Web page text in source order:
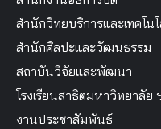
สำนักวิทยบริการและเทคโน
สำนักศิลปะและวัฒนธรรม
สถาบันวิจัยและพัฒนา
โรงเรียนสาธิตมหาวิทยาลัย
งานประชาสัมพันธ์